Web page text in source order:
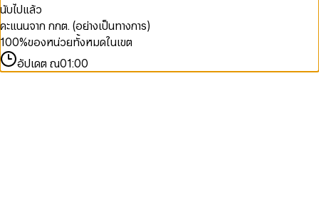
นับไปแล้ว
คะแนนจาก กกต. (อย่างเป็นทางการ)
100%ของหน่วยทั้งหมดในเขต
อัปเดต ณ01:00